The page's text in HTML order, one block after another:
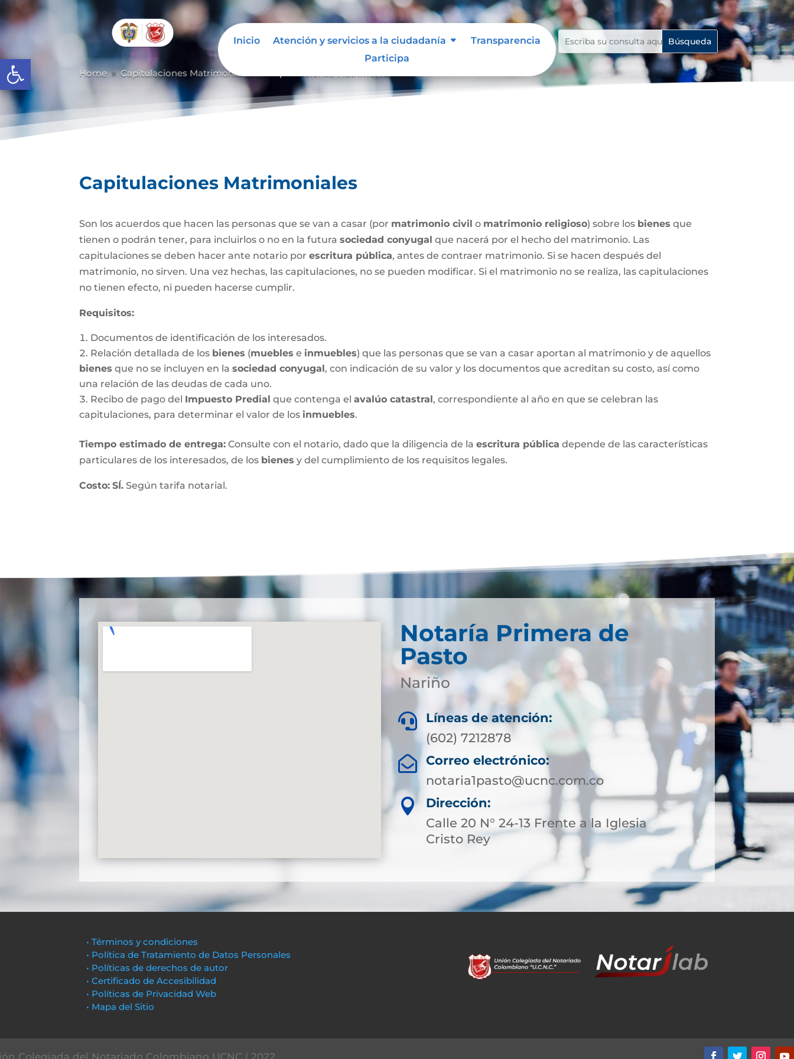
Abrir barra de herramientas
Inicio Atención y servicios a la ciudadanía
Transparencia
Participa
Home 9 Capitulaciones Matrimoniales
Capitulaciones Matrimoniales
Son los acuerdos que hacen las personas que se van a casar (por matrimonio civil o matrimonio religioso) sobre los bienes que
tienen o podrán tener, para incluirlos o no en la futurasociedad conyugal que nacerá por el hecho del matrimonio. Las
capitulaciones se deben hacer ante notario porescritura pública, antes de contraer matrimonio. Si se hacen después del
matrimonio, no sirven. Una vez hechas, las capitulaciones, no se pueden modificar. Si el matrimonio no se realiza, las capitulaciones
no tienen efecto, ni pueden hacerse cumplir.
Requisitos:
Documentos de identificación de los interesados.
Relación detallada de los bienes (muebles e inmuebles) que las personas que se van a casar aportan al matrimonio y de aquellos
bienes que no se incluyen en lasociedad conyugal, con indicación de su valor y los documentos que acreditan su costo, así como
una relación de las deudas de cada uno.
Recibo de pago del Impuesto Predial que contenga elavalúo catastral, correspondiente al año en que se celebran las
capitulaciones, para determinar el valor de los inmuebles.
Tiempo estimado de entrega: Consulte con el notario, dado que la diligencia de laescritura pública depende de las características
particulares de los interesados, de los bienes y del cumplimiento de los requisitos legales.
Costo: SÍ. Según tarifa notarial.
Notaría Primera de
Pasto
Nariño

Líneas de atención:
(602) 7212878

Correo electrónico:
notaria1pasto@ucnc.com.co

Dirección:
Calle 20 N° 24-13 Frente a la Iglesia
Cristo Rey
• Términos y condiciones
• Política de Tratamiento de Datos Personales
• Políticas de derechos de autor
• Certificado de Accesibilidad
• Políticas de Privacidad Web
• Mapa del Sitio
Colegiada del Notariado Colombiano UCNC | 2022